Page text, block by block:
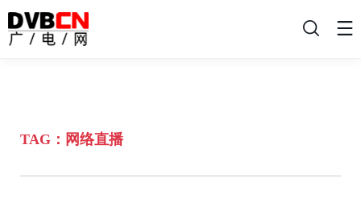
搜
TAG：网络直播